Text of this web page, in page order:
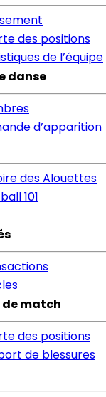
des positions
de l’équipe
danse
d’apparition
des Alouettes
101
match
des positions
de blessures